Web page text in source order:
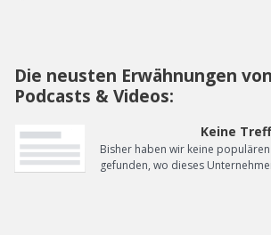
Die neusten Erwähnungen
Podcasts & Videos:
Keine
Bisher haben wir keine
gefunden, wo dieses